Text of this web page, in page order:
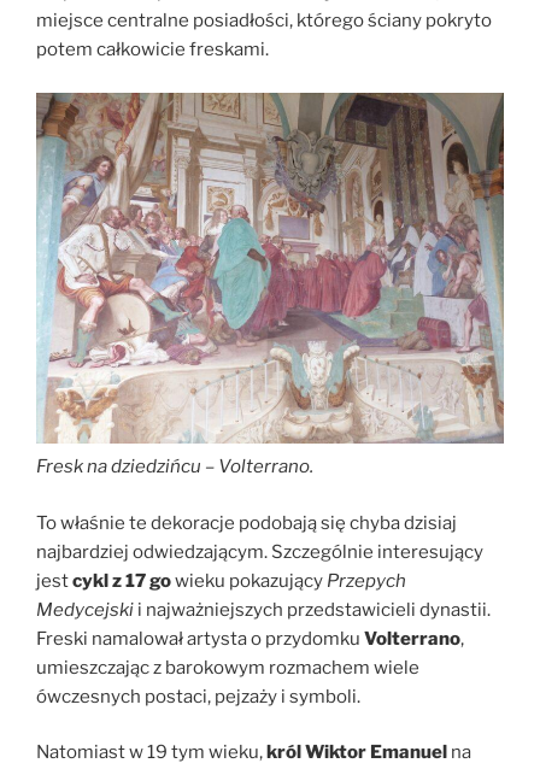
miejsce centralne posiadłości, którego ściany pokryto
potem całkowicie freskami.
Fresk na dziedzińcu – Volterrano.
To właśnie te dekoracje podobają się chyba dzisiaj
najbardziej odwiedzającym. Szczególnie interesujący
jestcykl z 17 gowieku pokazujący Przepych
Medycejski i najważniejszych przedstawicieli dynastii.
Freski namalował artysta o przydomku Volterrano,
umieszczając z barokowym rozmachem wiele
ówczesnych postaci, pejzaży i symboli.
Natomiast w 19 tym wieku,król Wiktor Emanuel na